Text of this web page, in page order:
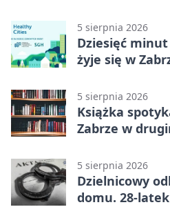
5 sierpnia 2026
Dziesięć
żyje się w
5 sierpnia 2026
Książka
Zabrze w
5 sierpnia 2026
Dzielnicowy
domu. 28-